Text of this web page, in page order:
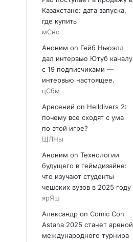
Казахстане: дата запуска,
где купить
мСнс
Аноним on Гейб Ньюэлл
дал интервью Ютуб каналу
с 19 подписчиками —
интервью настоящее.
цСбм
Аресений on Helldivers 2:
почему все сходят с ума
по этой игре?
ЩЛНы
Аноним on Технологии
будущего в геймдизайне:
что изучают студенты
чешских вузов в 2025 году
ярЯш
Александр on Comic Con
Astana 2025 станет ареной
международного турнира